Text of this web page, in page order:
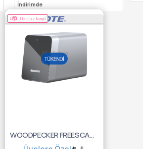
İndirimde
Ücretsiz Kargo
WOODPECKER FREESCAN FOSFOR PLAK TARAYICI